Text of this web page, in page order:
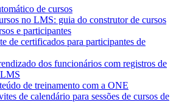
de cursos
no LMS: guia do construtor de cursos
e participantes
de certificados para participantes de
dos funcionários com registros de
de treinamento com a ONE
de calendário para sessões de cursos de